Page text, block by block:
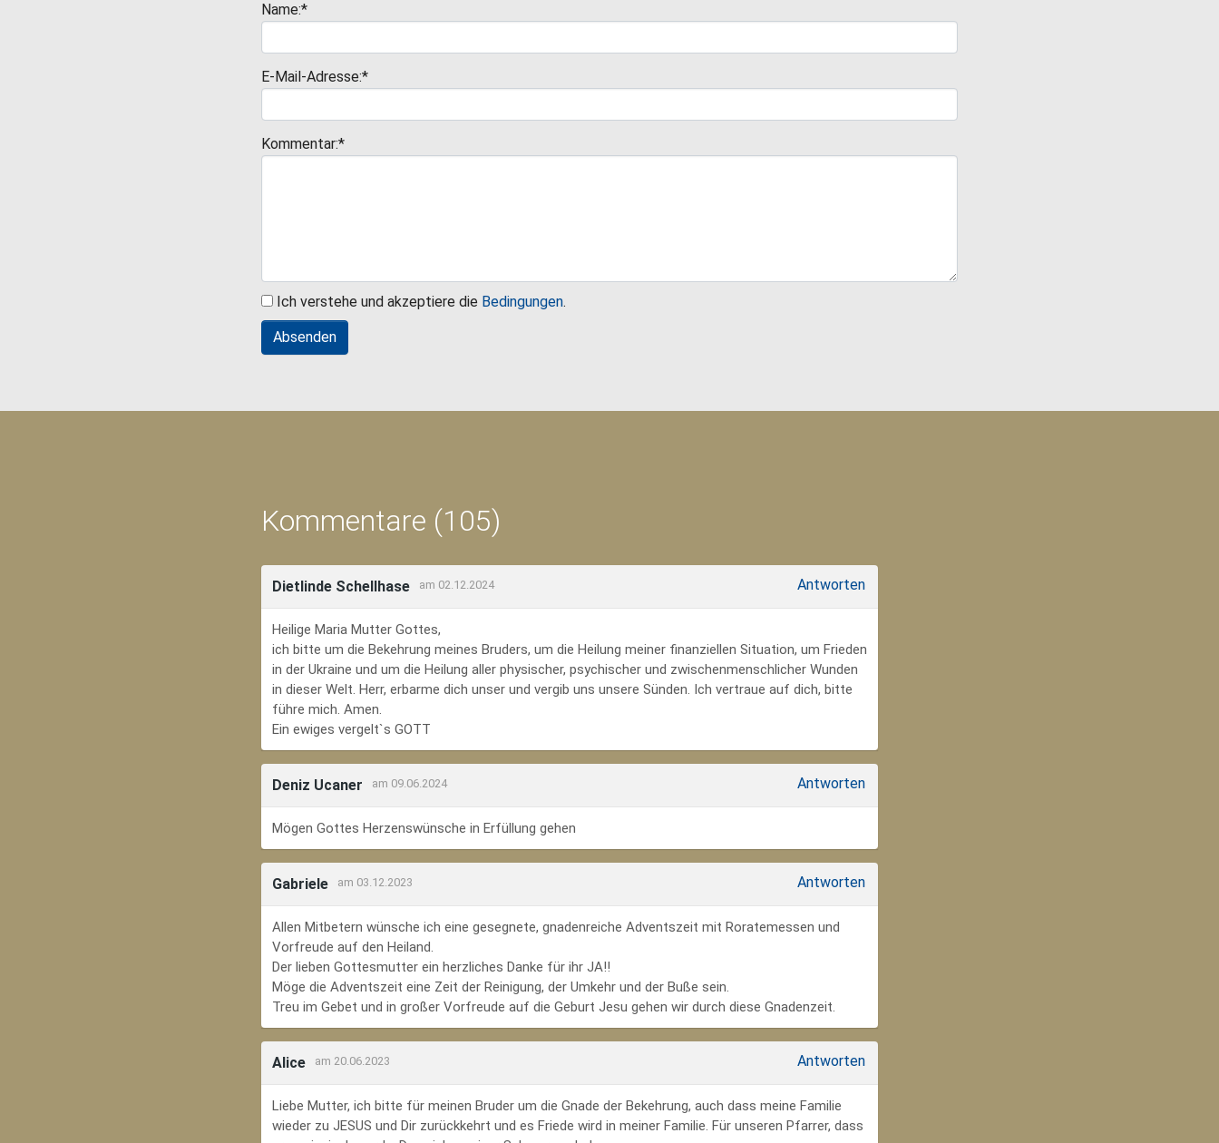
Name:*
E-Mail-Adresse:*
Kommentar:*
Ich verstehe und akzeptiere die Bedingungen.
Kommentare (105)
Dietlinde Schellhase am 02.12.2024 Antworten
Heilige Maria Mutter Gottes,
ich bitte um die Bekehrung meines Bruders, um die Heilung meiner finanziellen Situation, um Frieden
in der Ukraine und um die Heilung aller physischer, psychischer und zwischenmenschlicher Wunden
in dieser Welt. Herr, erbarme dich unser und vergib uns unsere Sünden. Ich vertraue auf dich, bitte
führe mich. Amen.
Ein ewiges vergelt`s GOTT
Deniz Ucaner am 09.06.2024 Antworten
Mögen Gottes Herzenswünsche in Erfüllung gehen
Gabriele am 03.12.2023 Antworten
Allen Mitbetern wünsche ich eine gesegnete, gnadenreiche Adventszeit mit Roratemessen und
Vorfreude auf den Heiland.
Der lieben Gottesmutter ein herzliches Danke für ihr JA!!
Möge die Adventszeit eine Zeit der Reinigung, der Umkehr und der Buße sein.
Treu im Gebet und in großer Vorfreude auf die Geburt Jesu gehen wir durch diese Gnadenzeit.
Alice am 20.06.2023 Antworten
Liebe Mutter, ich bitte für meinen Bruder um die Gnade der Bekehrung, auch dass meine Familie
wieder zu JESUS und Dir zurückkehrt und es Friede wird in meiner Familie. Für unseren Pfarrer, dass